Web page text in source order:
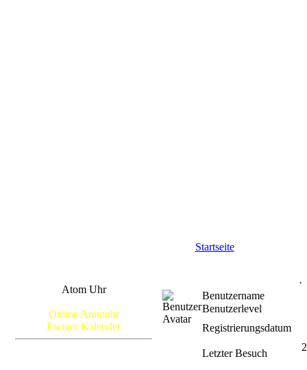
Startseite
Atom Uhr
Online Atomuhr
Ewiger Kalender
·
Benutzername
Benutzerlevel
Registrierungsdatum
Letzter Besuch